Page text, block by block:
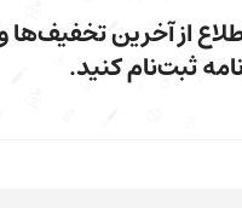
از آخرین تخفیف‌ها
ثبت‌نام کنید.